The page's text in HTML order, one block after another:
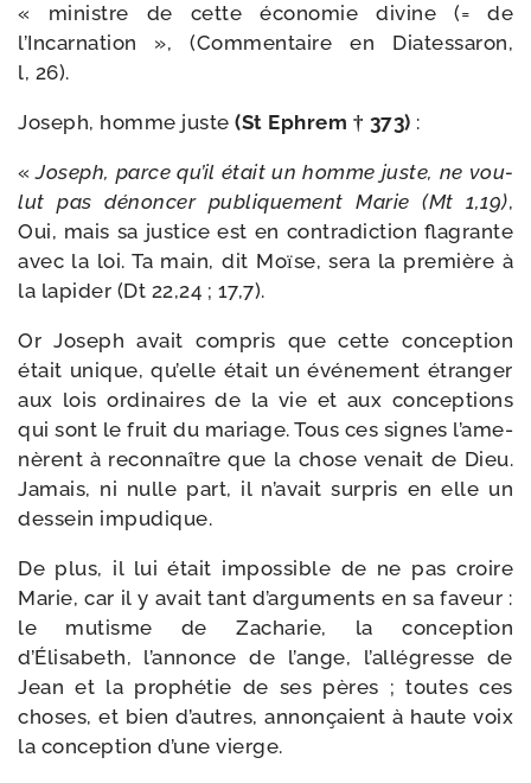
« ministre de cette éco­no­mie divine (= de
l’Incarnation », (Commentaire en Diatessaron,
l, 26).
Joseph, homme juste (St Ephrem † 373) :
«Joseph, parce qu’il était un homme juste, ne vou­
lut pas dénon­cer publi­que­ment Marie (Mt 1,19),
Oui, mais sa jus­tice est en contra­dic­tion fla­grante
avec la loi. Ta main, dit Moїse, sera la pre­mière à
la lapi­der (Dt 22,24 ; 17,7).
Or Joseph avait com­pris que cette concep­tion
était unique, qu’elle était un évé­ne­ment étran­ger
aux lois ordi­naires de la vie et aux concep­tions
qui sont le fruit du mariage. Tous ces signes l’a­me­
nèrent à recon­naître que la chose venait de Dieu.
Jamais, ni nulle part, il n’a­vait sur­pris en elle un
des­sein impudique.
De plus, il lui était impos­sible de ne pas croire
Marie, car il y avait tant d’ar­gu­ments en sa faveur :
le mutisme de Zacharie, la concep­tion
d’Élisabeth, l’an­nonce de l’ange, l’al­lé­gresse de
Jean et la pro­phé­tie de ses pères ; toutes ces
choses, et bien d’autres, annon­çaient à haute voix
la concep­tion d’une vierge.